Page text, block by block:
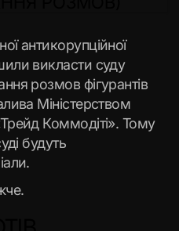
антикорупційної
викласти суду
розмов фігурантів
Міністерством
Коммодіті». Тому
будуть